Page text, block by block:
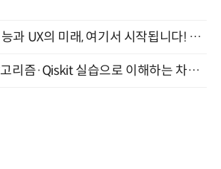
대한민국 인공지능과 UX의 미래, 여기서 시작됩니다! UX Korea 2026 - Fall 9월 2일 개최
“큐비트·양자 알고리즘·Qiskit 실습으로 이해하는 차세대 컴퓨팅” (8/28)